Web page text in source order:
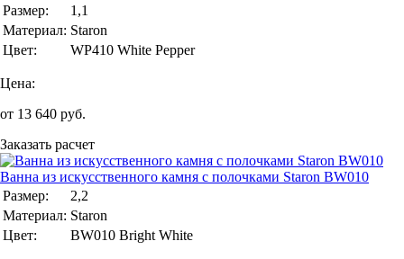
Размер:
1,1
Материал: Staron
Цвет:
WP410 White Pepper
Цена:
от 13 640 руб.
Заказать расчет
Ванна из искусственного камня с полочками Staron BW010
Размер:
2,2
Материал: Staron
Цвет:
BW010 Bright White